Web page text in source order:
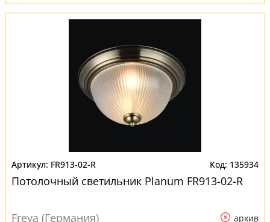
FR913-02-R 135934
Потолочный светильник Planum FR913-02-R
Freya (Германия) архив